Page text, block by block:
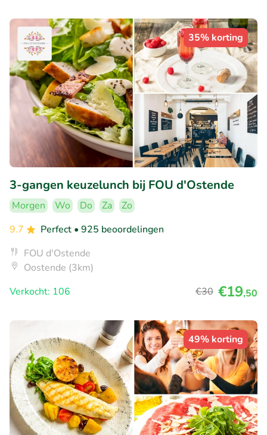
35% korting
3-gangen keuzelunch bij FOU d'Ostende
Morgen Wo Do Za
Zo
9.7
Perfect • 925 beoordelingen
FOU d'Ostende
Oostende (3km)
Verkocht: 106
€30 €19,50
49% korting